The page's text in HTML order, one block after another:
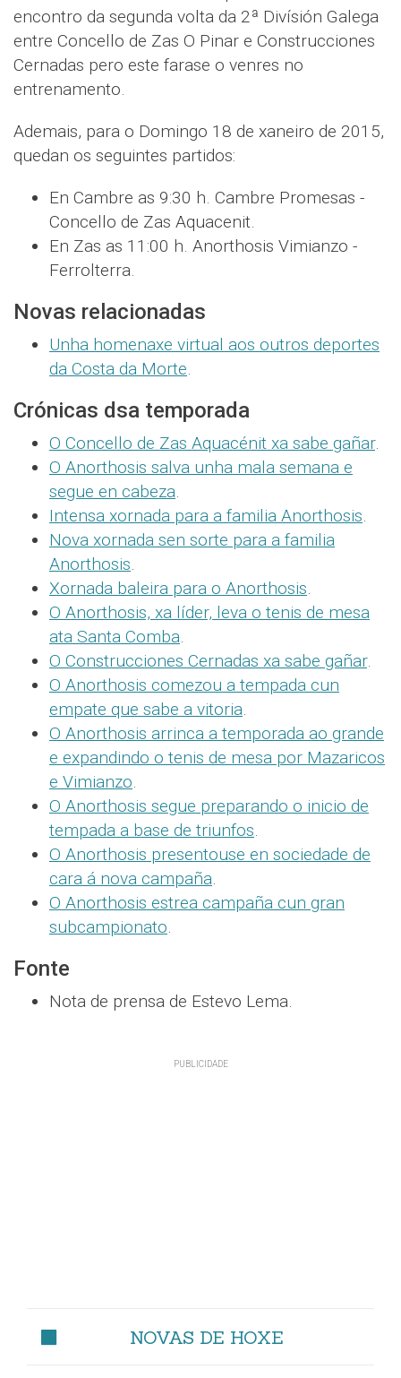
encontro da segunda volta da 2ª Divísión Galega
entre Concello de Zas O Pinar e Construcciones
Cernadas pero este farase o venres no
entrenamento.
Ademais, para o Domingo 18 de xaneiro de 2015,
quedan os seguintes partidos:
En Cambre as 9:30 h. Cambre Promesas -
Concello de Zas Aquacenit.
En Zas as 11:00 h. Anorthosis Vimianzo -
Ferrolterra.
Novas relacionadas
Unha homenaxe virtual aos outros deportes
da Costa da Morte.
Crónicas dsa temporada
O Concello de Zas Aquacénit xa sabe gañar.
O Anorthosis salva unha mala semana e
segue en cabeza.
Intensa xornada para a familia Anorthosis.
Nova xornada sen sorte para a familia
Anorthosis.
Xornada baleira para o Anorthosis.
O Anorthosis, xa líder, leva o tenis de mesa
ata Santa Comba.
O Construcciones Cernadas xa sabe gañar.
O Anorthosis comezou a tempada cun
empate que sabe a vitoria.
O Anorthosis arrinca a temporada ao grande
e expandindo o tenis de mesa por Mazaricos
e Vimianzo.
O Anorthosis segue preparando o inicio de
tempada a base de triunfos.
O Anorthosis presentouse en sociedade de
cara á nova campaña.
O Anorthosis estrea campaña cun gran
subcampionato.
Fonte
Nota de prensa de Estevo Lema.
NOVAS DE HOXE